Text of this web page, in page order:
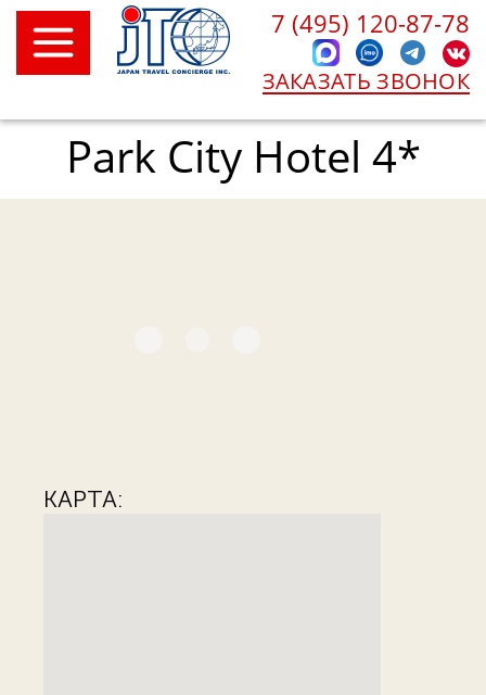
7 (495) 120-87-78
ЗАКАЗАТЬ ЗВОНОК
Park City Hotel 4*
КАРТА: